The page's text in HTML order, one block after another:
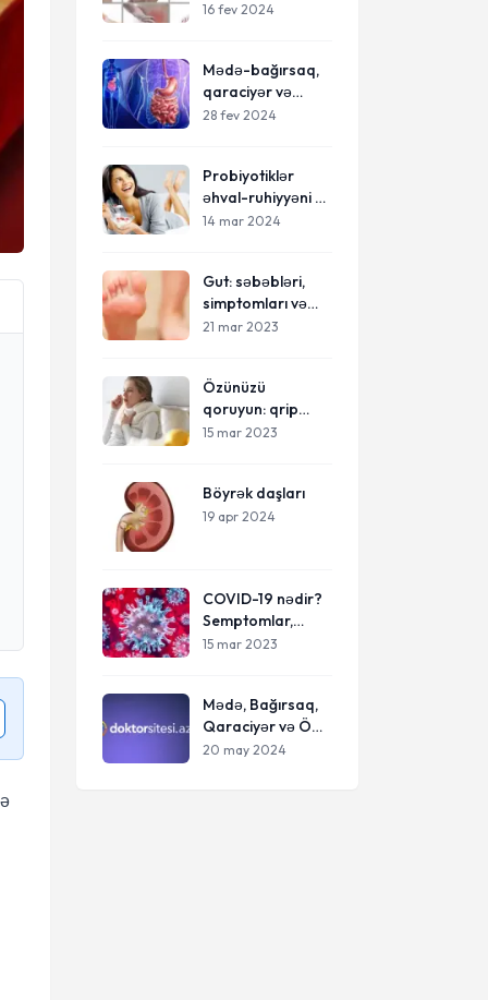
alınması yolları
16 fev 2024
Mədə-bağırsaq,
qaraciyər və
böyrək xəstəlikləri
28 fev 2024
Probiyotiklər
əhval-ruhiyyəni və
beyinin işini
14 mar 2024
Gut: səbəbləri,
simptomları və
müalicələri-
21 mar 2023
Özünüzü
qoruyun: qrip
simptomları,
haqqında nə
bilmək lazımdır
15 mar 2023
Böyrək daşları
19 apr 2024
COVID-19 nədir?
Semptomlar,
profilaktika
haqqında ən son
məlumatlar
15 mar 2023
Mədə, Bağırsaq,
Qaraciyər və Öd
kisəsi Xəstəlikləri
20 may 2024